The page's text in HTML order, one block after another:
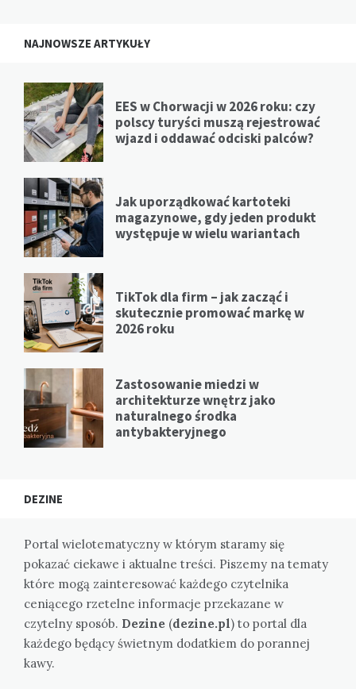
NAJNOWSZE ARTYKUŁY
EES w Chorwacji w 2026 roku: czy
polscy turyści muszą rejestrować
wjazd i oddawać odciski palców?
Jak uporządkować kartoteki
magazynowe, gdy jeden produkt
występuje w wielu wariantach
TikTok dla firm – jak zacząć i
skutecznie promować markę w
2026 roku
Zastosowanie miedzi w
architekturze wnętrz jako
naturalnego środka
antybakteryjnego
DEZINE
Portal wielotematyczny w którym staramy się
pokazać ciekawe i aktualne treści. Piszemy na tematy
które mogą zainteresować każdego czytelnika
ceniącego rzetelne informacje przekazane w
czytelny sposób. Dezine (dezine.pl) to portal dla
każdego będący świetnym dodatkiem do porannej
kawy.